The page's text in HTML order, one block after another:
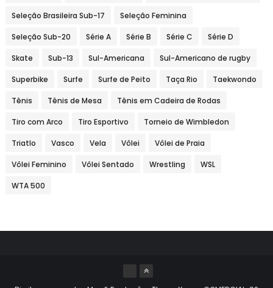
Seleção Brasileira Sub-17 Seleção Feminina
Seleção Sub-20 Série A Série B Série C Série D
Skate Sub-13 Sul-Americana Sul-Americano de rugby
Superbike Surfe Surfe de Peito Taça Rio Taekwondo
Tênis Tênis de Mesa Tênis em Cadeira de Rodas
Tiro com Arco Tiro Esportivo Torneio de Wimbledon
Triatlo Vasco Vela Vôlei Vôlei de Praia
Vôlei Feminino Vôlei Sentado Wrestling WSL
WTA 500